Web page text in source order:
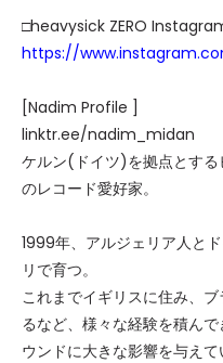
□heavysick ZERO
https://
[Nadim Profile ]
linktr.ee/nadim_midan
ケルン(ドイツ)を拠点とす
のレコード愛好家。
1999年、アルジェリア人と
リで育つ。
これまでイギリスに住み、
るなど、様々な経験を積ん
ウンドに大きな影響を与えて